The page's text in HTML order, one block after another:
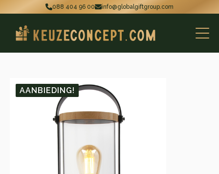
088 404 96 00 info@globalgiftgroup.com
AANBIEDING!